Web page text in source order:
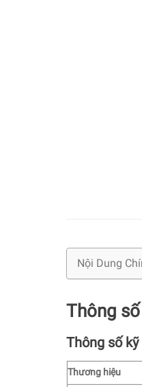
Nội Dung
Thông
Thông số
Thương hiệu